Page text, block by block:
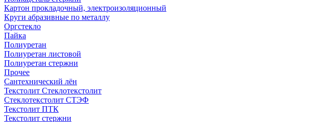
Картон прокладочный, электроизоляционный
Круги абразивные по металлу
Оргстекло
Пайка
Полиуретан
Полиуретан листовой
Полиуретан стержни
Прочее
Сантехнический лён
Текстолит Стеклотекстолит
Стеклотекстолит СТЭФ
Текстолит ПТК
Текстолит стержни